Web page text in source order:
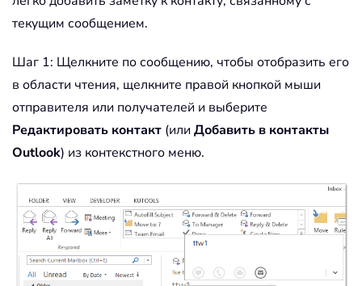
текущим сообщением.
Шаг 1: Щелкните по сообщению, чтобы отобразить его
в области чтения, щелкните правой кнопкой мыши
отправителя или получателей и выберите
Редактировать контакт (или Добавить в контакты
Outlook) из контекстного меню.